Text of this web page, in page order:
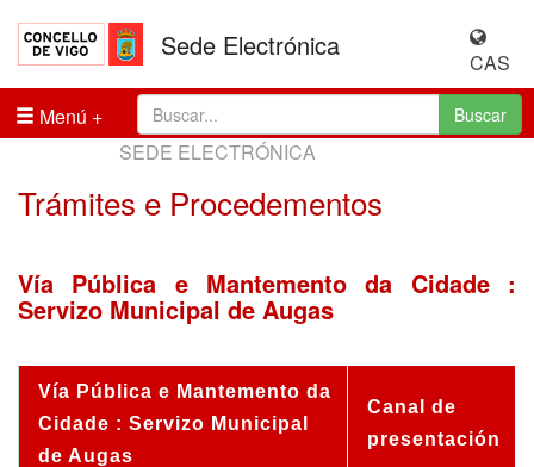
Sede Electrónica
CAS
Menú
Buscar
SEDE ELECTRÓNICA
Trámites e Procedementos
Vía Pública e Mantemento da Cidade :
Servizo Municipal de Augas
Vía Pública e Mantemento da
Cidade : Servizo Municipal
de Augas
Canal de
presentación